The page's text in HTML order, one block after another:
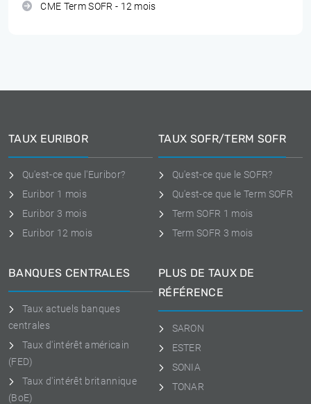
CME Term SOFR - 12 mois
TAUX EURIBOR
Qu'est-ce que l'Euribor?
Euribor 1 mois
Euribor 3 mois
Euribor 12 mois
TAUX SOFR/TERM SOFR
Qu'est-ce que le SOFR?
Qu'est-ce que le Term SOFR
Term SOFR 1 mois
Term SOFR 3 mois
BANQUES CENTRALES
Taux actuels banques
centrales
Taux d'intérêt américain
(FED)
Taux d'intérêt britannique
(BoE)
PLUS DE TAUX DE
RÉFÉRENCE
SARON
ESTER
SONIA
TONAR